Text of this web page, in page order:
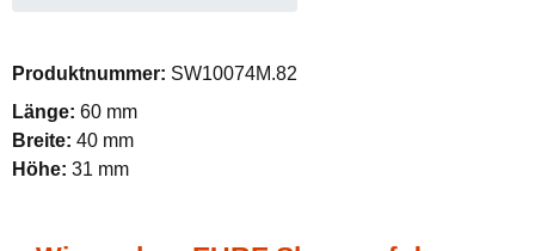
Produktnummer: SW10074M.82
Länge: 60 mm
Breite: 40 mm
Höhe: 31 mm